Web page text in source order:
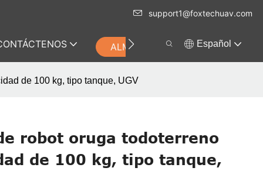
support1@foxtechuav.com
ALMACENAR Español
de 100 kg, tipo tanque, UGV
robot oruga todoterreno
de 100 kg, tipo tanque,